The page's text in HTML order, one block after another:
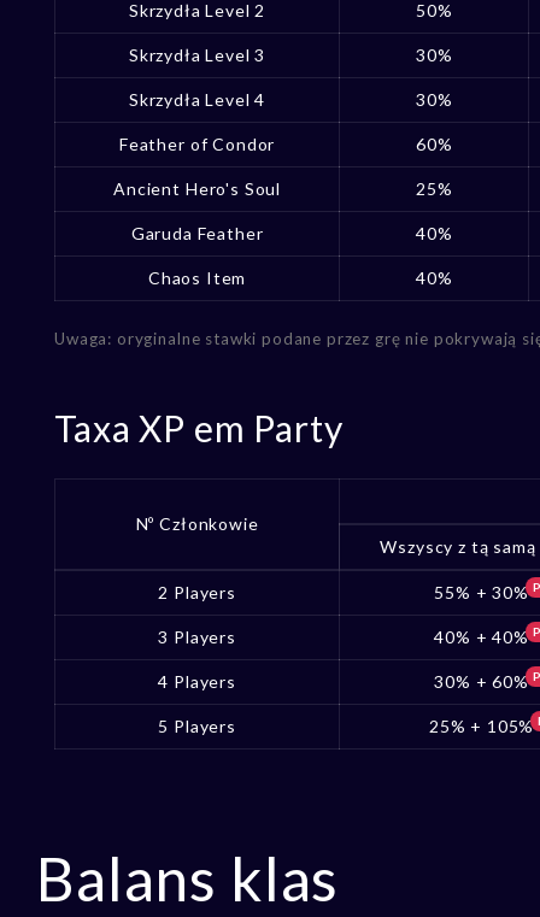
Skrzydła Level 2 50%
Skrzydła Level 3 30%
Skrzydła Level 4 30%
Feather of Condor 60%
Ancient Hero's Soul 25%
Garuda Feather 40%
Chaos Item 40%
Uwaga: oryginalne stawki podane przez grę nie pokrywają
Taxa XP em Party
Nº Członkowie
Wszyscy z tą samą
2 Players 55% + 30%
3 Players 40% + 40%
4 Players 30% + 60%
5 Players 25% + 105%
Balans klas